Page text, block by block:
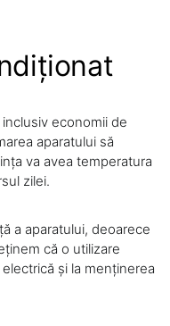
economii de
aparatului să
va avea temperatura
zilei.
a aparatului, deoarece
că o utilizare
și la menținerea